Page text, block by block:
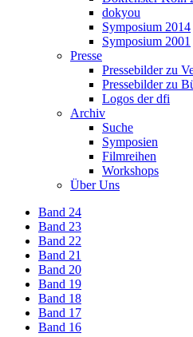
dokyou
Symposium 2014
Symposium 2001
Presse
Pressebilder zu
Pressebilder zu
Logos der dfi
Archiv
Suche
Symposien
Filmreihen
Workshops
Über Uns
Band 24
Band 23
Band 22
Band 21
Band 20
Band 19
Band 18
Band 17
Band 16